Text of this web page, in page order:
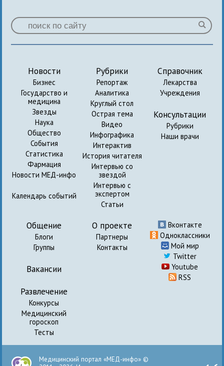
Новости
Бизнес
Государство и
медицина
Звезды
Наука
Общество
События
Статистика
Фармация
Новости МЕД-инфо
Календарь событий
Рубрики
Репортаж
Аналитика
Круглый стол
Острая тема
Видео
Инфографика
Интерактив
История читателя
Интервью со
звездой
Интервью с
экспертом
Статьи
Справочник
Лекарства
Учреждения
Консультации
Рубрики
Наши врачи
Общение
Блоги
Группы
Вакансии
Развлечение
Конкурсы
Медицинский
гороскоп
Тесты
О проекте
Партнеры
Контакты
Вконтакте
Одноклассники
Мой мир
Twitter
Youtube
RSS
Медицинский портал «МЕД-инфо» ©